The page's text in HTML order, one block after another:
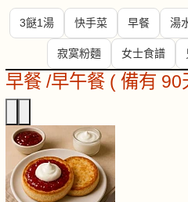
3餸1湯 快手菜 早餐 湯
寂寞粉麵 女士食譜
早餐 /早午餐 ( 備有 90